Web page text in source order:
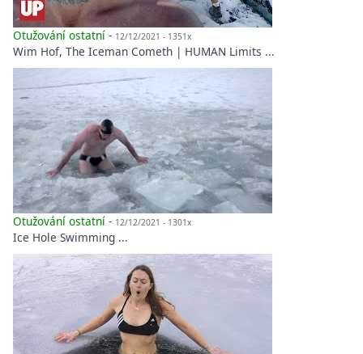
Otužování ostatní - 12/12/2021 - 1351x
Wim Hof, The Iceman Cometh | HUMAN Limits ...
Otužování ostatní - 12/12/2021 - 1301x
Ice Hole Swimming ...